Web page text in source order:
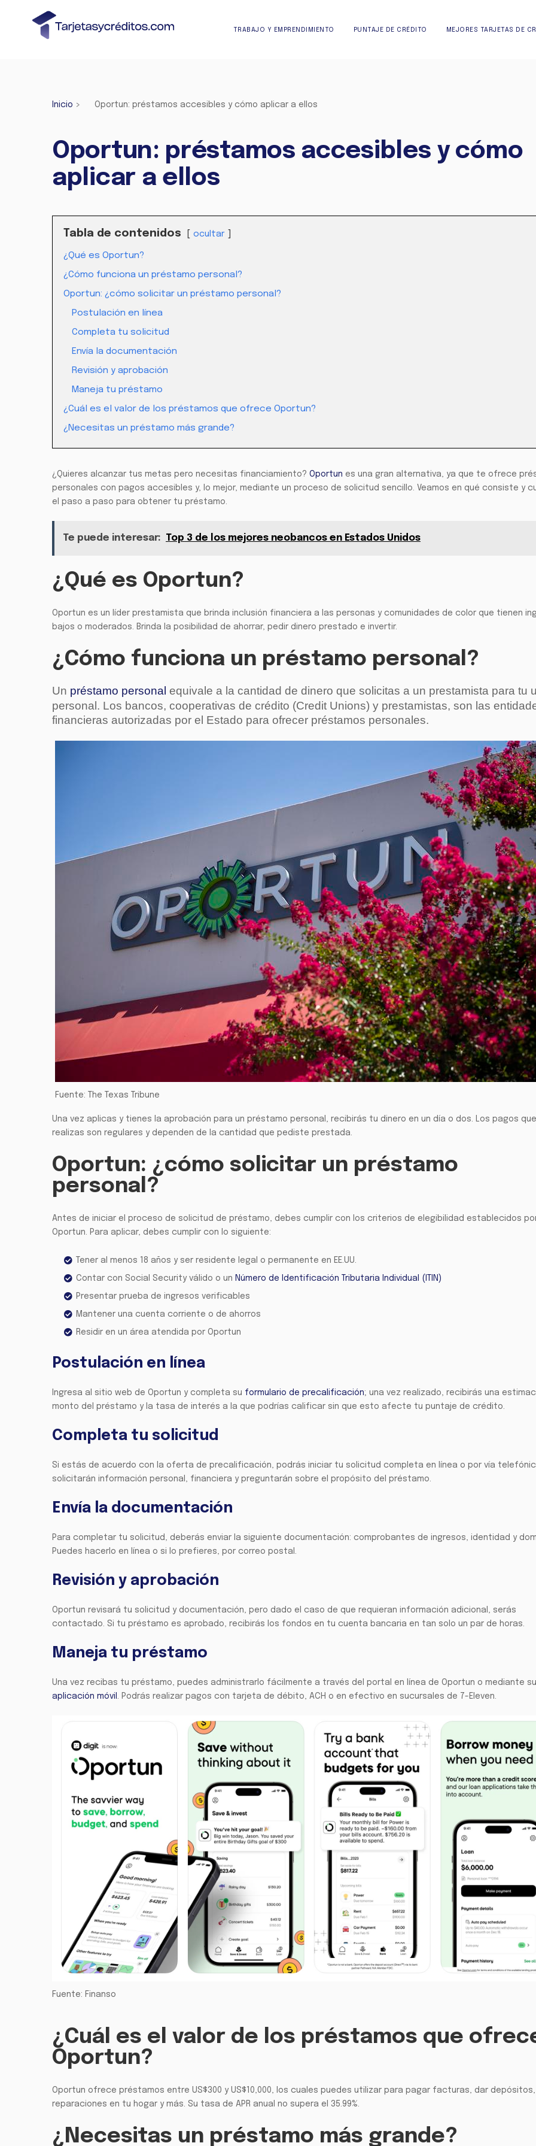
TRABAJO Y EMPRENDIMIENTO PUNTAJE DE CRÉDITO MEJORES TARJETAS DE
Inicio > Oportun: préstamos accesibles y cómo aplicar a ellos
Oportun: préstamos accesibles y cómo
aplicar a ellos
Tabla de contenidos ocultar
¿Qué es Oportun?
¿Cómo funciona un préstamo personal?
Oportun: ¿cómo solicitar un préstamo personal?
Postulación en línea
Completa tu solicitud
Envía la documentación
Revisión y aprobación
Maneja tu préstamo
¿Cuál es el valor de los préstamos que ofrece Oportun?
¿Necesitas un préstamo más grande?
¿Quieres alcanzar tus metas pero necesitas financiamiento? Oportun es una gran alternativa, ya que te ofrece
personales con pagos accesibles y, lo mejor, mediante un proceso de solicitud sencillo. Veamos en qué consiste y
el paso a paso para obtener tu préstamo.
Te puede interesar: Top 3 de los mejores neobancos en Estados Unidos
¿Qué es Oportun?
Oportun es un líder prestamista que brinda inclusión financiera a las personas y comunidades de color que tienen
bajos o moderados. Brinda la posibilidad de ahorrar, pedir dinero prestado e invertir.
¿Cómo funciona un préstamo personal?
Un préstamo personal equivale a la cantidad de dinero que solicitas a un prestamista para tu
personal. Los bancos, cooperativas de crédito (Credit Unions) y prestamistas, son las
financieras autorizadas por el Estado para ofrecer préstamos personales.
Fuente: The Texas Tribune
Una vez aplicas y tienes la aprobación para un préstamo personal, recibirás tu dinero en un día o dos. Los pagos que
realizas son regulares y dependen de la cantidad que pediste prestada.
Oportun: ¿cómo solicitar un préstamo
personal?
Antes de iniciar el proceso de solicitud de préstamo, debes cumplir con los criterios de elegibilidad establecidos
Oportun. Para aplicar, debes cumplir con lo siguiente:
Tener al menos 18 años y ser residente legal o permanente en EE.UU.
Contar con Social Security válido o un Número de Identificación Tributaria Individual (ITIN)
Presentar prueba de ingresos verificables
Mantener una cuenta corriente o de ahorros
Residir en un área atendida por Oportun
Postulación en línea
Ingresa al sitio web de Oportun y completa su formulario de precalificación; una vez realizado, recibirás una
monto del préstamo y la tasa de interés a la que podrías calificar sin que esto afecte tu puntaje de crédito.
Completa tu solicitud
Si estás de acuerdo con la oferta de precalificación, podrás iniciar tu solicitud completa en línea o por vía
solicitarán información personal, financiera y preguntarán sobre el propósito del préstamo.
Envía la documentación
Para completar tu solicitud, deberás enviar la siguiente documentación: comprobantes de ingresos, identidad y
Puedes hacerlo en línea o si lo prefieres, por correo postal.
Revisión y aprobación
Oportun revisará tu solicitud y documentación, pero dado el caso de que requieran información adicional, serás
contactado. Si tu préstamo es aprobado, recibirás los fondos en tu cuenta bancaria en tan solo un par de horas.
Maneja tu préstamo
Una vez recibas tu préstamo, puedes administrarlo fácilmente a través del portal en línea de Oportun o mediante su
aplicación móvil . Podrás realizar pagos con tarjeta de débito, ACH o en efectivo en sucursales de 7-Eleven.
Fuente: Finanso
¿Cuál es el valor de los préstamos que
Oportun?
Oportun ofrece préstamos entre US$300 y US$10,000, los cuales puedes utilizar para pagar facturas, dar
reparaciones en tu hogar y más. Su tasa de APR anual no supera el 35.99%.
¿Necesitas un préstamo más grande?